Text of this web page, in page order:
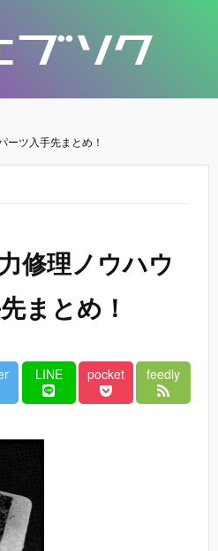
ーツ入手先まとめ！
修理ノウハウ
まとめ！
LINE pocket feedly